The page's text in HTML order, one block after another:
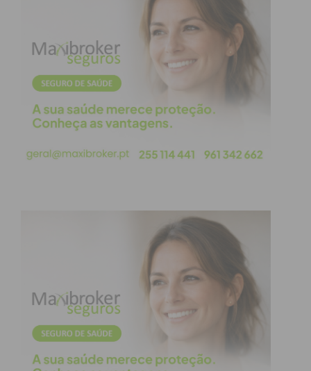
Assine nossa newsletter por e-mail e
obtenha de forma regular a informação
atualizada.
Eu li e concordo com os
termos e